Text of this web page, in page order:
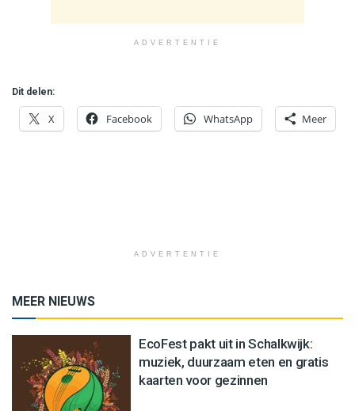
ADVERTENTIE
Dit delen:
X Facebook WhatsApp Meer
ADVERTENTIE
MEER NIEUWS
EcoFest pakt uit in Schalkwijk:
muziek, duurzaam eten en gratis
kaarten voor gezinnen